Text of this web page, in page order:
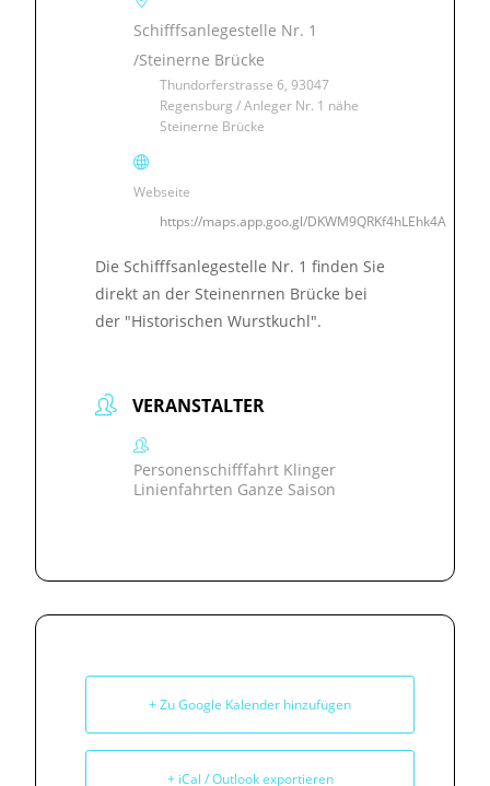
Schifffsanlegestelle Nr. 1
/Steinerne Brücke
Thundorferstrasse 6, 93047
Regensburg / Anleger Nr. 1 nähe
Steinerne Brücke
Webseite
https://maps.app.goo.gl/DKWM9QRKf4hLEhk4A
Die Schifffsanlegestelle Nr. 1 finden Sie
direkt an der Steinenrnen Brücke bei
der "Historischen Wurstkuchl".
VERANSTALTER
Personenschifffahrt Klinger
Linienfahrten Ganze Saison
+ Zu Google Kalender hinzufügen
+ iCal / Outlook exportieren